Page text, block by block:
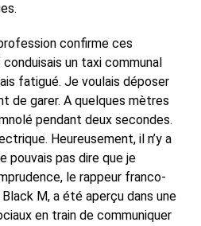
confirme ces
un taxi communal
fatigué. Je voulais déposer
de garer. A quelques mètres
pendant deux secondes.
Heureusement, il n’y a
pouvais pas dire que je
le rappeur franco-
M, a été aperçu dans une
en train de communiquer